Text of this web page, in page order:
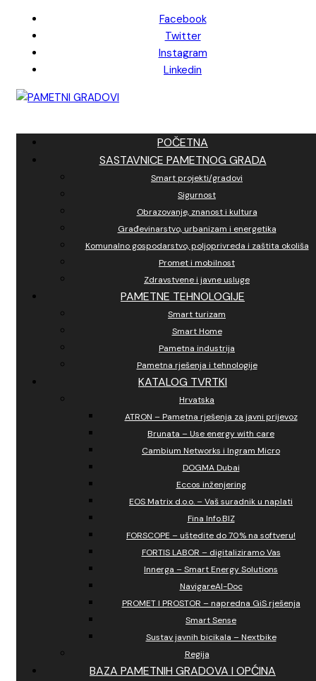
content
Facebook
Twitter
Instagram
Linkedin
POČETNA
SASTAVNICE PAMETNOG GRADA
Smart projekti/gradovi
Sigurnost
Obrazovanje, znanost i kultura
Građevinarstvo, urbanizam i energetika
Komunalno gospodarstvo, poljoprivreda i zaštita okoliša
Promet i mobilnost
Zdravstvene i javne usluge
PAMETNE TEHNOLOGIJE
Smart turizam
Smart Home
Pametna industrija
Pametna rješenja i tehnologije
KATALOG TVRTKI
Hrvatska
ATRON – Pametna rješenja za javni prijevoz
Brunata – Use energy with care
Cambium Networks i Ingram Micro
DOGMA Dubai
Eccos inženjering
EOS Matrix d.o.o. – Vaš suradnik u naplati
Fina Info.BIZ
FORSCOPE – uštedite do 70% na softveru!
FORTIS LABOR – digitaliziramo Vas
Innerga – Smart Energy Solutions
NavigareAI-Doc
PROMET I PROSTOR – napredna GiS rješenja
Smart Sense
Sustav javnih bicikala – Nextbike
Regija
BAZA PAMETNIH GRADOVA I OPĆINA